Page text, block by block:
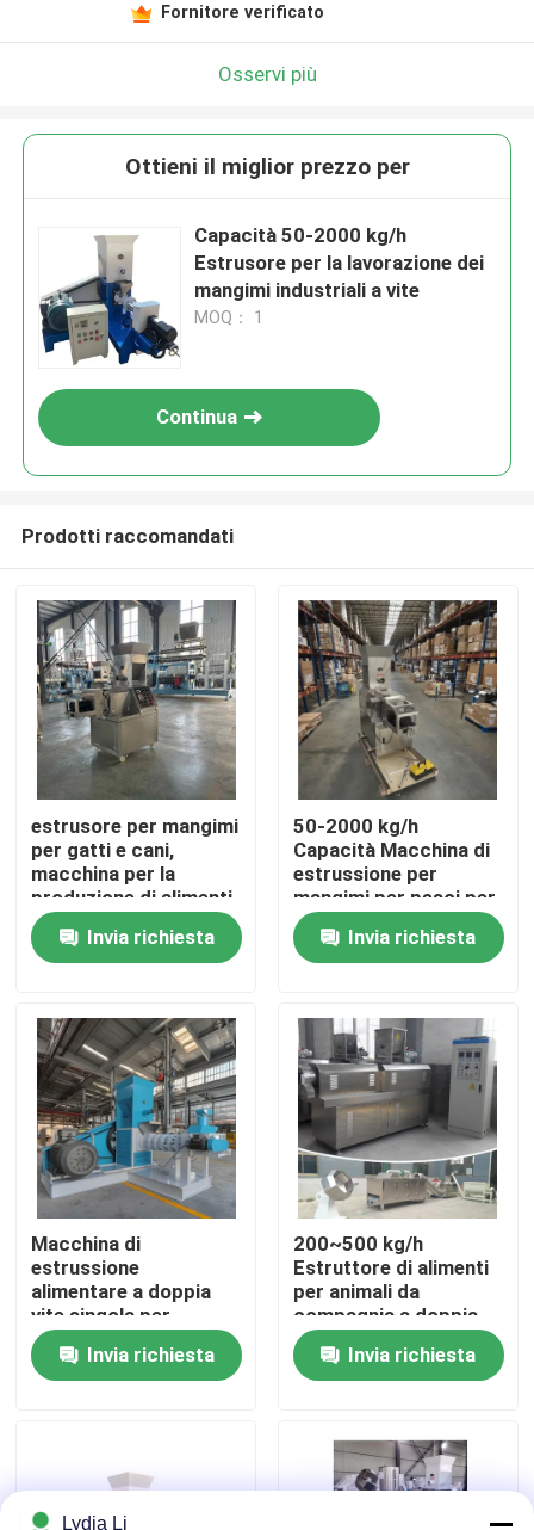
Casa
Prodotti
Chi siamo
Fatory Tour
Controllo di qualità
Contattaci
Richiedere un preventivo
Macchina del mulino della pallina
Fabbricazione di pellet di legno
Fornitore verificato
Osservi più
Ottieni il miglior prezzo per
Capacità 50-2000 kg/h
Estrusore per la lavorazione dei
mangimi industriali a vite
MOQ： 1
Continua
Prodotti raccomandati
estrusore per mangimi
per gatti e cani,
macchina per la
produzione di alimenti,
mais, snack soffiati
Invia richiesta
50-2000 kg/h
Capacità Macchina di
estrussione per
mangimi per pesci per
la produzione su larga
scala Invia richiesta
Macchina di
estrussione
alimentare a doppia
vite singola per
mangimi per pesci
convenienteInvia richiesta
200~500 kg/h
Estruttore di alimenti
per animali da
compagnia a doppia
vite Estruttore di
alimenti per pesci di
tipo secco
Invia richiesta
Lydia Li